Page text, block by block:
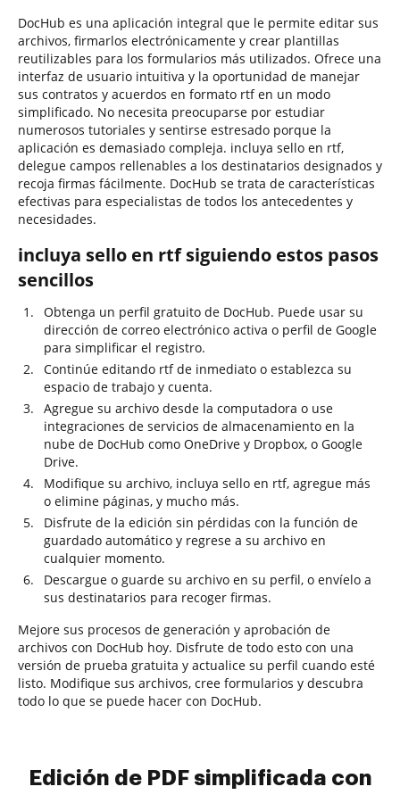
DocHub es una aplicación integral que le permite editar sus
archivos, firmarlos electrónicamente y crear plantillas
reutilizables para los formularios más utilizados. Ofrece una
interfaz de usuario intuitiva y la oportunidad de manejar
sus contratos y acuerdos en formato rtf en un modo
simplificado. No necesita preocuparse por estudiar
numerosos tutoriales y sentirse estresado porque la
aplicación es demasiado compleja. incluya sello en rtf,
delegue campos rellenables a los destinatarios designados y
recoja firmas fácilmente. DocHub se trata de características
efectivas para especialistas de todos los antecedentes y
necesidades.
incluya sello en rtf siguiendo estos pasos
sencillos
Obtenga un perfil gratuito de DocHub. Puede usar su
dirección de correo electrónico activa o perfil de Google
para simplificar el registro.
Continúe editando rtf de inmediato o establezca su
espacio de trabajo y cuenta.
Agregue su archivo desde la computadora o use
integraciones de servicios de almacenamiento en la
nube de DocHub como OneDrive y Dropbox, o Google
Drive.
Modifique su archivo, incluya sello en rtf, agregue más
o elimine páginas, y mucho más.
Disfrute de la edición sin pérdidas con la función de
guardado automático y regrese a su archivo en
cualquier momento.
Descargue o guarde su archivo en su perfil, o envíelo a
sus destinatarios para recoger firmas.
Mejore sus procesos de generación y aprobación de
archivos con DocHub hoy. Disfrute de todo esto con una
versión de prueba gratuita y actualice su perfil cuando esté
listo. Modifique sus archivos, cree formularios y descubra
todo lo que se puede hacer con DocHub.
Edición de PDF simplificada con